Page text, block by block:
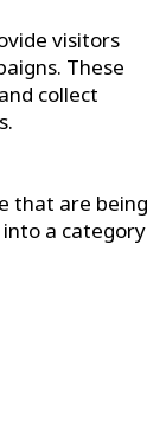
visitors
These
collect
that are being
into a category